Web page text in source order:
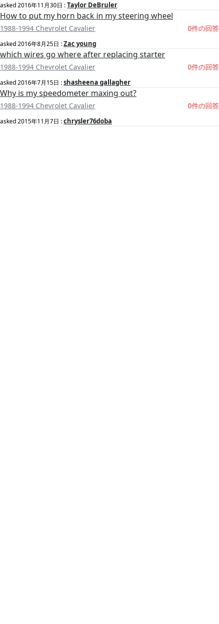
asked2016年11月30日 :Taylor DeBruler
How to put my horn back in my steering wheel
1988-1994 Chevrolet Cavalier 0件の回答
asked2016年8月25日 :Zac young
which wires go where after replacing starter
1988-1994 Chevrolet Cavalier 0件の回答
asked2016年7月15日 :shasheena gallagher
Why is my speedometer maxing out?
1988-1994 Chevrolet Cavalier 0件の回答
asked2015年11月7日 :chrysler76doba